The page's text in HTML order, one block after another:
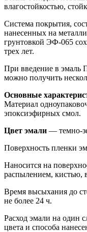
влагостойкостью,
Система покрытия,
нанесенных на
грунтовкой ЭФ-065
трех лет.
При введение в эмаль
можно получить
Основные
Материал
эпоксиэфирных смол.
Цвет эмали — темно-
Поверхность пленки
Наносится на
распылением, кистью,
Время высыхания до
не более 24 ч.
Расход эмали на один
цвета и способа